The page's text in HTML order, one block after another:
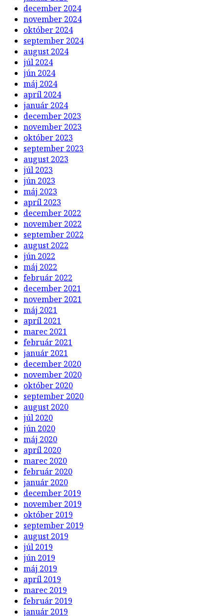
december 2024
november 2024
október 2024
september 2024
august 2024
júl 2024
jún 2024
máj 2024
apríl 2024
január 2024
december 2023
november 2023
október 2023
september 2023
august 2023
júl 2023
jún 2023
máj 2023
apríl 2023
december 2022
november 2022
september 2022
august 2022
jún 2022
máj 2022
február 2022
december 2021
november 2021
máj 2021
apríl 2021
marec 2021
február 2021
január 2021
december 2020
november 2020
október 2020
september 2020
august 2020
júl 2020
jún 2020
máj 2020
apríl 2020
marec 2020
február 2020
január 2020
december 2019
november 2019
október 2019
september 2019
august 2019
júl 2019
jún 2019
máj 2019
apríl 2019
marec 2019
február 2019
január 2019